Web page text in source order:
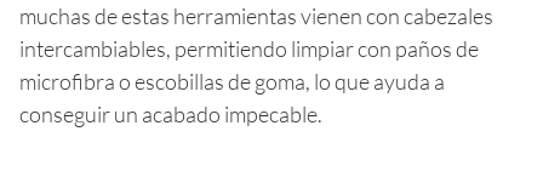
muchas de estas herramientas vienen con cabezales
intercambiables, permitiendo limpiar con paños de
microfibra o escobillas de goma, lo que ayuda a
conseguir un acabado impecable.